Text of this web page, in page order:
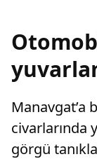
Manavgat’a
civarlarında
görgü